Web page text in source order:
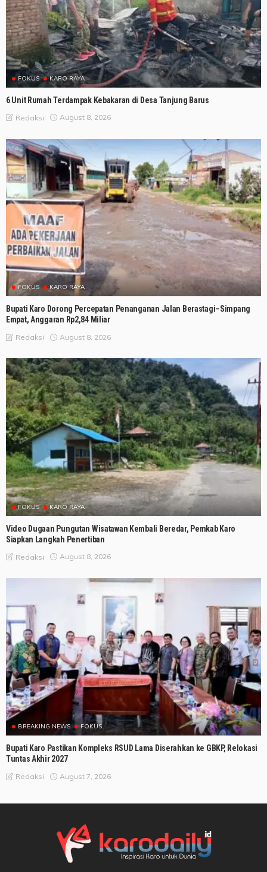
FOKUS KARO RAYA
6 Unit Rumah Terdampak Kebakaran di Desa Tanjung Barus
Redaksi August 8, 2026
FOKUS KARO RAYA
Bupati Karo Dorong Percepatan Penanganan Jalan Berastagi–Simpang
Empat, Anggaran Rp2,84 Miliar
Redaksi August 8, 2026
FOKUS KARO RAYA
Video Dugaan Pungutan Wisatawan Kembali Beredar, Pemkab Karo
Siapkan Langkah Penertiban
Redaksi August 8, 2026
BREAKING NEWS FOKUS
Bupati Karo Pastikan Kompleks RSUD Lama Diserahkan ke GBKP, Relokasi
Tuntas Akhir 2027
Redaksi August 7, 2026